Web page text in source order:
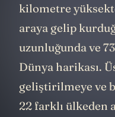
kilometre
araya gelip
uzunluğunda ve
Dünya harikası.
geliştirilmeye ve
22 farklı ülkeden